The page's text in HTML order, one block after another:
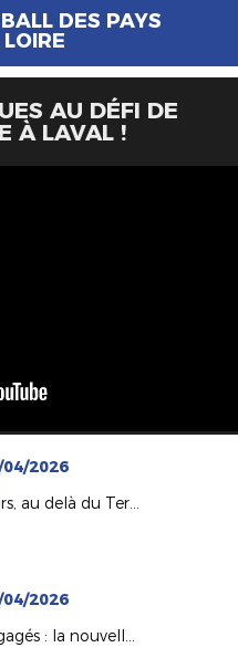
DES PAYS
AU DÉFI DE
À LAVAL !
2026
Le Pôle Espoirs, au delà du Terrain
2026
Jeunes et engagés : la nouvelle génération de dirigeants